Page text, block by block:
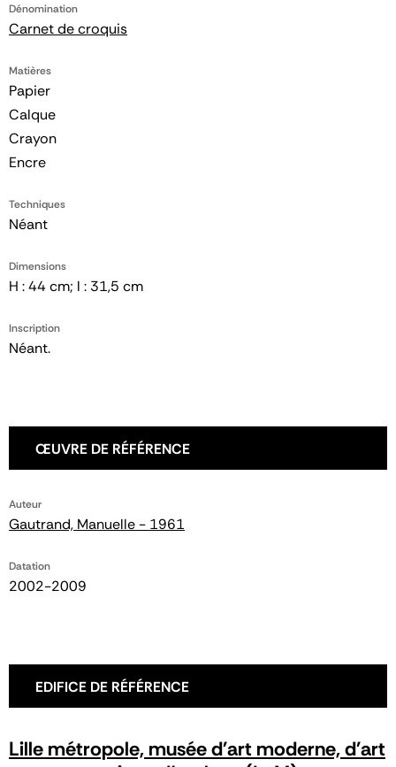
Dénomination
Carnet de croquis
Matières
Papier
Calque
Crayon
Encre
Techniques
Néant
Dimensions
H : 44 cm; l : 31,5 cm
Inscription
Néant.
ŒUVRE DE RÉFÉRENCE
Auteur
Gautrand, Manuelle - 1961
Datation
2002-2009
EDIFICE DE RÉFÉRENCE
Lille métropole, musée d'art moderne, d'art